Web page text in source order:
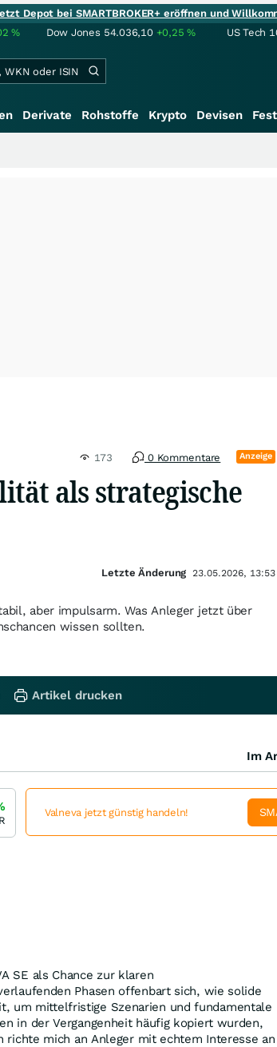
Depot bei SMARTBROKER+ eröffnen und
% Dow Jones 54.036,10 +0,25% US Tech
Derivate Rohstoffe Krypto Devisen
173 0 Kommentare Anzeige
als strategische
aber impulsarm. Was Anleger jetzt über
wissen sollten.
SE als Chance zur klaren
Phasen offenbart sich, wie solide
um mittelfristige Szenarien und fundamentale
in der Vergangenheit häufig kopiert wurden,
richte mich an Anleger mit echtem Interesse an
Letzte Änderung 23.05.2026, 13:53
Artikel drucken
Im
Valneva jetzt günstig handeln!